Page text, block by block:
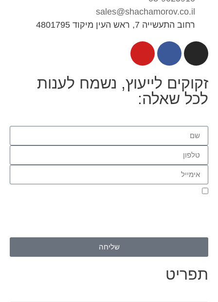
sales@shachamorov.co.il
רחוב התעשייה 7, ראש העין מיקוד 4801795
זקוקים לייעוץ, נשמח לענות
לכל שאלה:
שליחה
תפריט